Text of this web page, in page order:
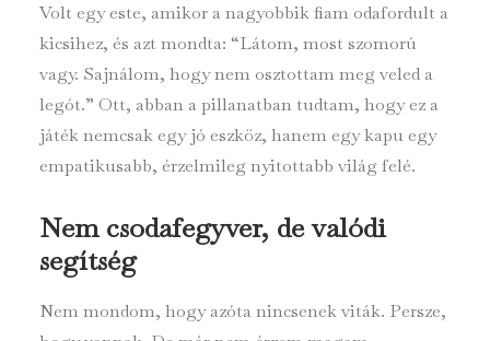
Volt egy este, amikor a nagyobbik fiam odafordult a
kicsihez, és azt mondta: “Látom, most szomorú
vagy. Sajnálom, hogy nem osztottam meg veled a
legót.” Ott, abban a pillanatban tudtam, hogy ez a
játék nemcsak egy jó eszköz, hanem egy kapu egy
empatikusabb, érzelmileg nyitottabb világ felé.
Nem csodafegyver, de valódi
segítség
Nem mondom, hogy azóta nincsenek viták. Persze,